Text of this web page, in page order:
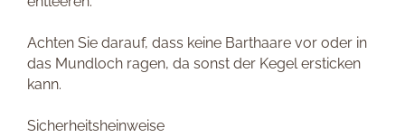
Achten Sie darauf, dass keine Barthaare vor oder in
das Mundloch ragen, da sonst der Kegel ersticken
kann.
Sicherheitsheinweise